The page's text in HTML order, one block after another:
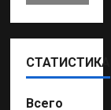
СТАТИСТИКА
Всего